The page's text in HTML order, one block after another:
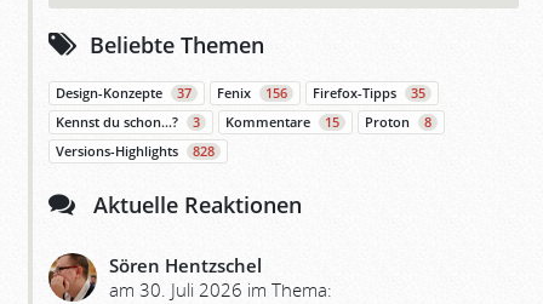
Beliebte Themen
Design-Konzepte 37 Fenix 156 Firefox-Tipps
35
Kennst du schon…?
3 Kommentare 15 Proton
8
Versions-Highlights
828
Aktuelle Reaktionen
Sören Hentzschel
am 30. Juli 2026 im Thema: